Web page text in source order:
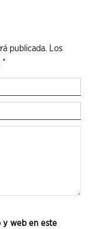
publicada.
Los
*
y web en este